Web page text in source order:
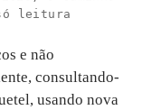
só leitura
e não
consultando-
usando nova